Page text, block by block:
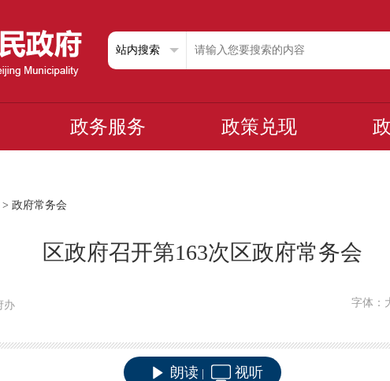
政务服务 政策兑现
> 政府常务会
区政府召开第163次区政府常务会
办 字体：
朗读 视听